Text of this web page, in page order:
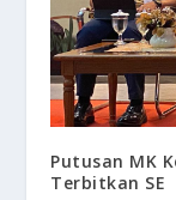
Putusan MK
Terbitkan SE